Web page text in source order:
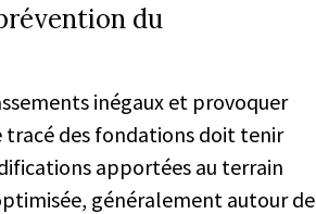
du
inégaux et provoquer
tracé des fondations doit tenir
apportées au terrain
généralement autour de